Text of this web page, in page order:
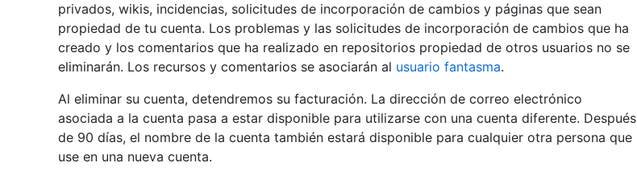
privados, wikis, incidencias, solicitudes de incorporación de cambios y páginas que sean
propiedad de tu cuenta. Los problemas y las solicitudes de incorporación de cambios que ha
creado y los comentarios que ha realizado en repositorios propiedad de otros usuarios no se
eliminarán. Los recursos y comentarios se asociarán al usuario fantasma.
Al eliminar su cuenta, detendremos su facturación. La dirección de correo electrónico
asociada a la cuenta pasa a estar disponible para utilizarse con una cuenta diferente. Después
de 90 días, el nombre de la cuenta también estará disponible para cualquier otra persona que
use en una nueva cuenta.